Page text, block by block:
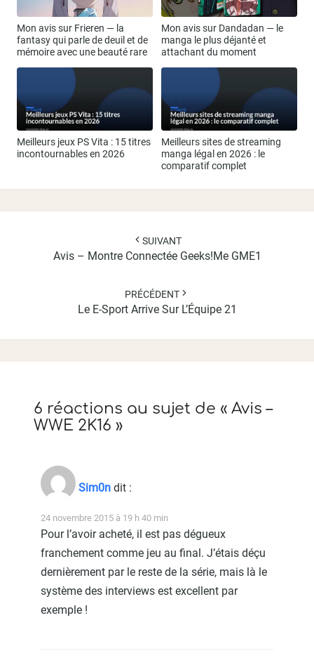
Mon avis sur Frieren — la
fantasy qui parle de deuil et de
mémoire avec une beauté rare
Mon avis sur Dandadan — le
manga le plus déjanté et
attachant du moment
Meilleurs jeux PS Vita : 15 titres
incontournables en 2026
Meilleurs sites de streaming
manga légal en 2026 : le
comparatif complet
SUIVANT
Avis – Montre Connectée Geeks!me GME1
PRÉCÉDENT
Le E-Sport Arrive Sur L’Équipe 21
6 réactions au sujet de « Avis –
WWE 2K16 »
Sim0n dit :
24 novembre 2015 à 19 h 40 min
Pour l’avoir acheté, il est pas dégueux
franchement comme jeu au final. J’étais déçu
dernièrement par le reste de la série, mais là le
système des interviews est excellent par
exemple !